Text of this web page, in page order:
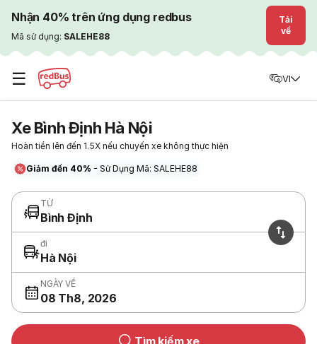
Nhận 40% trên ứng dụng redbus
Mã sử dụng: SALEHE88
Tải
về
☰ VI
Xe Bình Định Hà Nội
Hoàn tiền lên đến 1.5X nếu chuyến xe không thực hiện
Giảm đến 40% - Sử Dụng Mã: SALEHE88
TỪ
Bình Định
đi
Hà Nội
NGÀY VỀ
08 Th8, 2026
Tìm kiếm xe